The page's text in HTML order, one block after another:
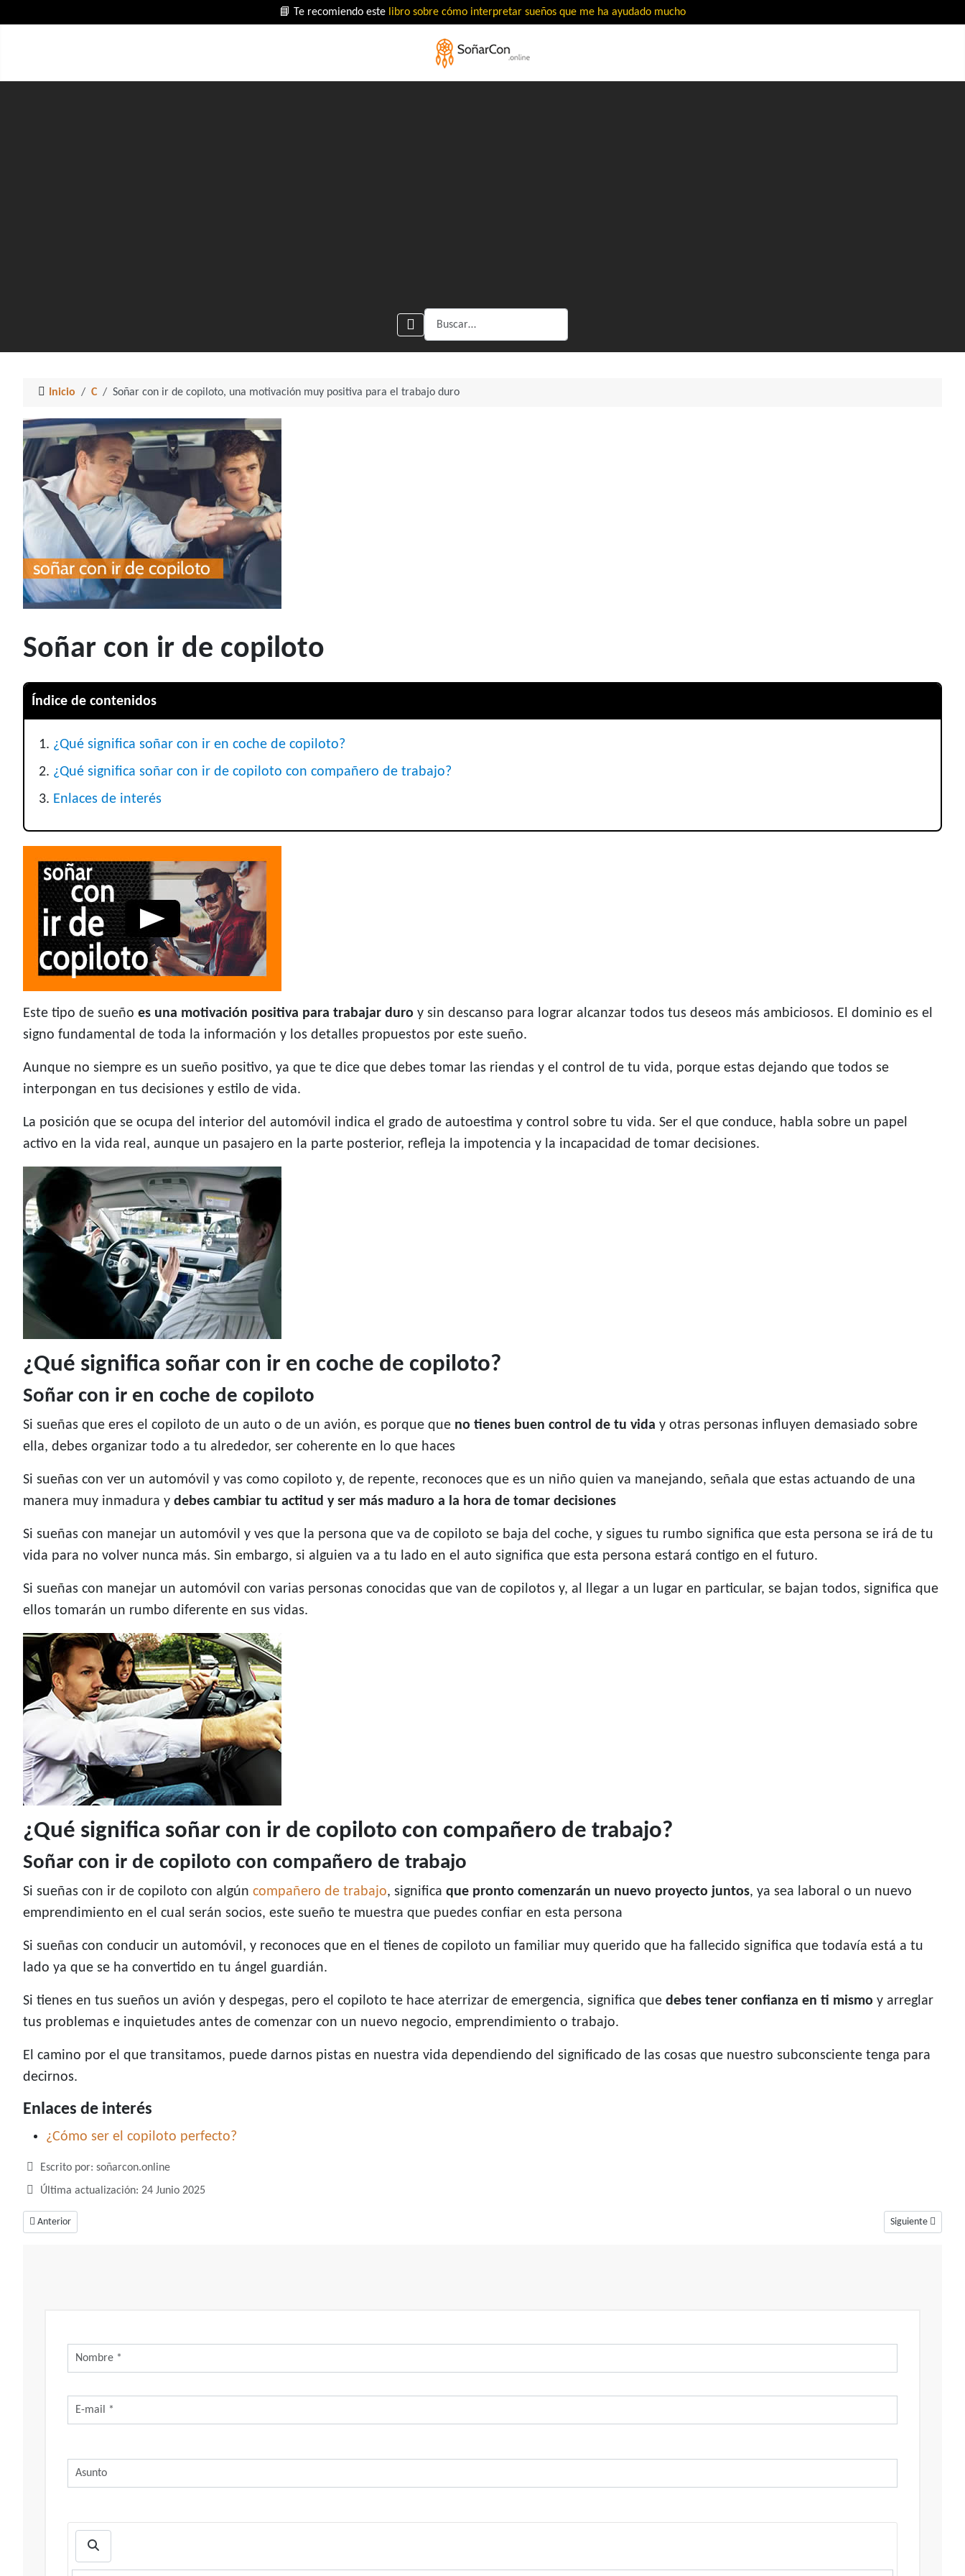
📘 Te recomiendo este libro sobre cómo interpretar sueños que me ha ayudado mucho
Buscar
Inicio C Soñar con ir de copiloto, una motivación muy positiva para el trabajo duro
Soñar con ir de copiloto
Índice de contenidos
¿Qué significa soñar con ir en coche de copiloto?
¿Qué significa soñar con ir de copiloto con compañero de trabajo?
Enlaces de interés
Este tipo de sueño es una motivación positiva para trabajar duro y sin descanso para lograr alcanzar todos tus deseos más ambiciosos. El dominio es el
signo fundamental de toda la información y los detalles propuestos por este sueño.
Aunque no siempre es un sueño positivo, ya que te dice que debes tomar las riendas y el control de tu vida, porque estas dejando que todos se
interpongan en tus decisiones y estilo de vida.
La posición que se ocupa del interior del automóvil indica el grado de autoestima y control sobre tu vida. Ser el que conduce, habla sobre un papel
activo en la vida real, aunque un pasajero en la parte posterior, refleja la impotencia y la incapacidad de tomar decisiones.
¿Qué significa soñar con ir en coche de copiloto?
Soñar con ir en coche de copiloto
Si sueñas que eres el copiloto de un auto o de un avión, es porque que no tienes buen control de tu vida y otras personas influyen demasiado sobre
ella, debes organizar todo a tu alrededor, ser coherente en lo que haces
Si sueñas con ver un automóvil y vas como copiloto y, de repente, reconoces que es un niño quien va manejando, señala que estas actuando de una
manera muy inmadura y debes cambiar tu actitud y ser más maduro a la hora de tomar decisiones
Si sueñas con manejar un automóvil y ves que la persona que va de copiloto se baja del coche, y sigues tu rumbo significa que esta persona se irá de tu
vida para no volver nunca más. Sin embargo, si alguien va a tu lado en el auto significa que esta persona estará contigo en el futuro.
Si sueñas con manejar un automóvil con varias personas conocidas que van de copilotos y, al llegar a un lugar en particular, se bajan todos, significa que
ellos tomarán un rumbo diferente en sus vidas.
¿Qué significa soñar con ir de copiloto con compañero de trabajo?
Soñar con ir de copiloto con compañero de trabajo
Si sueñas con ir de copiloto con algún compañero de trabajo, significa que pronto comenzarán un nuevo proyecto juntos, ya sea laboral o un nuevo
emprendimiento en el cual serán socios, este sueño te muestra que puedes confiar en esta persona
Si sueñas con conducir un automóvil, y reconoces que en el tienes de copiloto un familiar muy querido que ha fallecido significa que todavía está a tu
lado ya que se ha convertido en tu ángel guardián.
Si tienes en tus sueños un avión y despegas, pero el copiloto te hace aterrizar de emergencia, significa que debes tener confianza en ti mismo y arreglar
tus problemas e inquietudes antes de comenzar con un nuevo negocio, emprendimiento o trabajo.
El camino por el que transitamos, puede darnos pistas en nuestra vida dependiendo del significado de las cosas que nuestro subconsciente tenga para
decirnos.
Enlaces de interés
¿Cómo ser el copiloto perfecto?
Detalles
Escrito por: soñarcon.online
Última actualización: 24 Junio 2025
Artículo anterior: Soñar con canguros, si lo viste saltando entonces prepárate para un viaje inesperado
Anterior Artículo siguiente:
Siguiente